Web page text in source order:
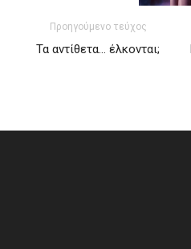
Προηγούμενο τεύχος
Τα αντίθετα… έλκονται;